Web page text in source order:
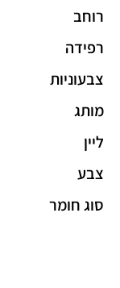
רוחב
רפידה
צבעוניות
מותג
ליין
צבע
סוג חומר